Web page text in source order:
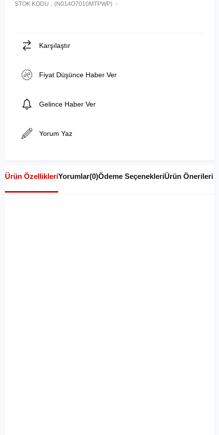
STOK KODU (N014O7010MTPWP)
Karşılaştır
Fiyat Düşünce Haber Ver
Gelince Haber Ver
Yorum Yaz
Ürün ÖzellikleriYorumlar(0)Ödeme SeçenekleriÜrün Önerileri